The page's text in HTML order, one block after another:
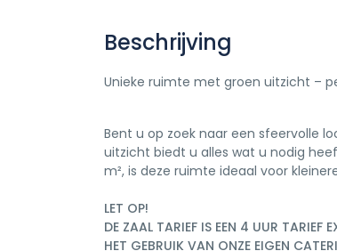
Beschrijving
Unieke ruimte met groen uitzicht –
Bent u op zoek naar een sfeervolle
uitzicht biedt u alles wat u nodig
m², is deze ruimte ideaal voor
LET OP!
DE ZAAL TARIEF IS EEN 4 UUR TARIEF
HET GEBRUIK VAN ONZE EIGEN